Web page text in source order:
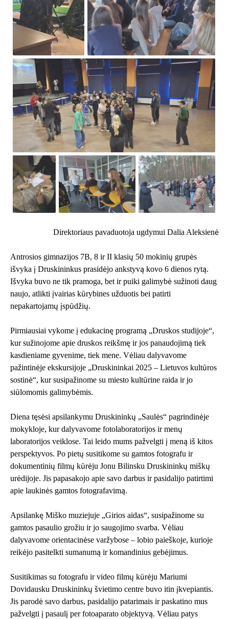
Direktoriaus pavaduotoja ugdymui Dalia Aleksienė
Antrosios gimnazijos 7B, 8 ir II klasių 50 mokinių grupės
išvyka į Druskininkus prasidėjo ankstyvą kovo 6 dienos rytą.
Išvyka buvo ne tik pramoga, bet ir puiki galimybė sužinoti daug
naujo, atlikti įvairias kūrybines užduotis bei patirti
nepakartojamų įspūdžių.
Pirmiausiai vykome į edukacinę programą „Druskos studijoje“,
kur sužinojome apie druskos reikšmę ir jos panaudojimą tiek
kasdieniame gyvenime, tiek mene. Vėliau dalyvavome
pažintinėje ekskursijoje „Druskininkai 2025 – Lietuvos kultūros
sostinė“, kur susipažinome su miesto kultūrine raida ir jo
siūlomomis galimybėmis.
Diena tęsėsi apsilankymu Druskininkų „Saulės“ pagrindinėje
mokykloje, kur dalyvavome fotolaboratorijos ir menų
laboratorijos veiklose. Tai leido mums pažvelgti į meną iš kitos
perspektyvos. Po pietų susitikome su gamtos fotografu ir
dokumentinių filmų kūrėju Jonu Bilinsku Druskininkų miškų
urėdijoje. Jis papasakojo apie savo darbus ir pasidalijo patirtimi
apie laukinės gamtos fotografavimą.
Apsilankę Miško muziejuje „Girios aidas“, susipažinome su
gamtos pasaulio grožiu ir jo saugojimo svarba. Vėliau
dalyvavome orientacinėse varžybose – lobio paieškoje, kurioje
reikėjo pasitelkti sumanumą ir komandinius gebėjimus.
Susitikimas su fotografu ir video filmų kūrėju Mariumi
Dovidausku Druskininkų švietimo centre buvo itin įkvepiantis.
Jis parodė savo darbus, pasidalijo patarimais ir paskatino mus
pažvelgti į pasaulį per fotoaparato objektyvą. Vėliau patys